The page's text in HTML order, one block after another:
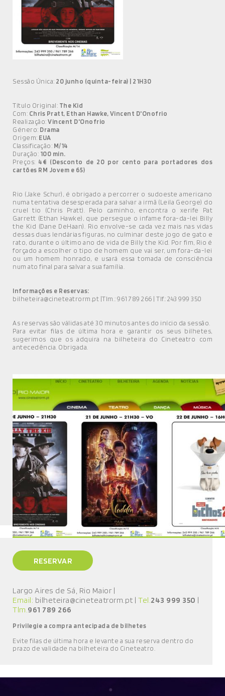
MÚSICA
DIVERSOS
NOTÍCIAS
Sessão Única: 20 junho (quinta-feira) | 21H30
Título Original: The Kid
Com: Chris Pratt, Ethan Hawke, Vincent D'Onofrio
Realização: Vincent D'Onofrio
Género: Drama
Origem: EUA
Classificação: M/14
Duração: 100 min.
Preços: 4€ (Desconto de 20 por cento para portadores dos
cartões RM Jovem e 65)
Rio (Jake Schur), é obrigado a percorrer o sudoeste americano
numa tentativa desesperada para salvar a irmã (Leila George) do
cruel tio (Chris Pratt). Pelo caminho, encontra o xerife Pat
Garrett (Ethan Hawke), que persegue o infame fora-da-lei Billy
the Kid (Dane DeHaan). Rio envolve-se cada vez mais nas vidas
dessas duas lendárias figuras, no culminar deste jogo de gato e
rato, durante o último ano de vida de Billy the Kid. Por fim, Rio é
forçado a escolher o tipo de homem que vai ser, um fora-da-lei
ou um homem honrado, e usará essa tomada de consciência
num ato final para salvar a sua família.
Informações e Reservas:
bilheteira@cineteatrorm.pt |Tlm.: 961 789 266 | Tlf.: 243 999 350
As reservas são válidas até 30 minutos antes do início da sessão.
Para evitar filas de última hora e garantir os seus bilhetes,
sugerimos que os adquira na bilheteira do Cineteatro com
antecedência. Obrigada.
RESERVAR
Largo Aires de Sá, Rio Maior |
Email: bilheteira@cineteatrorm.pt | Tel.243 999 350 |
Tlm.961 789 266
Privilegie a compra antecipada de bilhetes
Evite filas de última hora e levante a sua reserva dentro do
prazo de validade na bilheteira do Cineteatro.